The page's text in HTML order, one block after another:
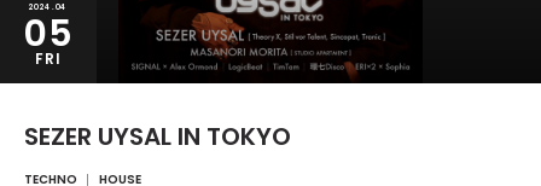
2024.04
05
FRI
SEZER UYSAL IN TOKYO
TECHNO HOUSE